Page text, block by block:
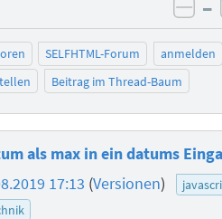
–
SELFHTML-Forum
anmelden
Beitrag im Thread-Baum
als max in ein datums
17:13 (Versionen)